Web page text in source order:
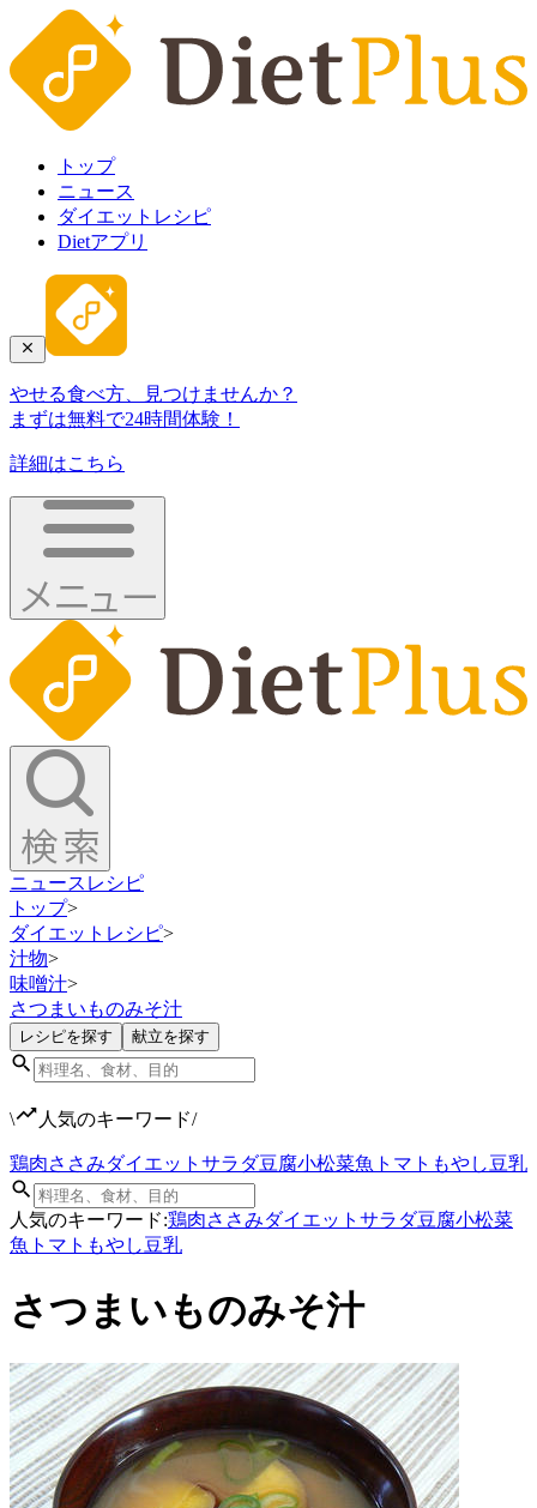
トップ
ニュース
ダイエットレシピ
Dietアプリ
やせる食べ方、見つけませんか？
まずは無料で24時間体験！
詳細はこちら
ニュース レシピ
トップ>
ダイエットレシピ>
汁物>
味噌汁>
さつまいものみそ汁
レシピを探す 献立を探す
\ 人気のキーワード/
鶏肉ささみダイエット サラダ豆腐小松菜魚 トマト もやし豆乳
人気のキーワード:鶏肉ささみダイエット サラダ豆腐小松菜
魚 トマト もやし豆乳
さつまいものみそ汁